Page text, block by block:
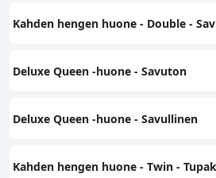
merkittävästi asiakaskokemusta. Heidän
lämpimät tervehdyksensä ja reagoiva
asiakastyytyväisyyteen. Yhteenvetona voidaan todeta, että Hotel Tenjin
Place tarjoaa positiivisen ja ikimuistoisen
erinomaisen henkilökuntansa ansiosta, mikä
matkailijoiden keskuudessa.
Kahden hengen huone - Double -
Deluxe Queen -huone - Savuton
Deluxe Queen -huone - Savullinen
Kahden hengen huone - Twin -